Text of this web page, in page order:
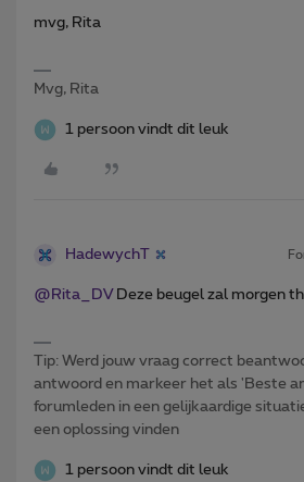
mvg, Rita
Mvg, Rita
1 persoon vindt dit leuk
HadewychT
@Rita_DVDeze beugel zal morgen
Tip: Werd jouw vraag correct
antwoord en markeer het als 'Beste
forumleden in een gelijkaardige
een oplossing vinden
1 persoon vindt dit leuk